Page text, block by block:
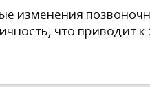
изменения
что